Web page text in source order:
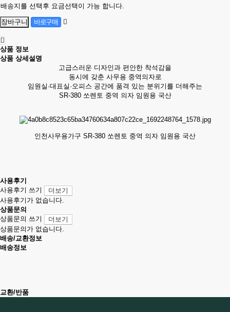
배송지를 선택후 요금선택이 가능 합니다.
상품 정보
상품 상세설명
고급스러운 디자인과 편안한 착석감을
동시에 갖춘 사무용 중역의자로
임원실·대표실·오피스 공간에 품격 있는 분위기를 더해주는
SR-380 쏘렌토 중역 의자 임원용 국산
인천사무용가구 SR-380 쏘렌토 중역 의자 임원용 국산
사용후기
사용후기 쓰기
더보기
사용후기가 없습니다.
상품문의
상품문의 쓰기
더보기
상품문의가 없습니다.
배송/교환정보
배송정보
교환/반품